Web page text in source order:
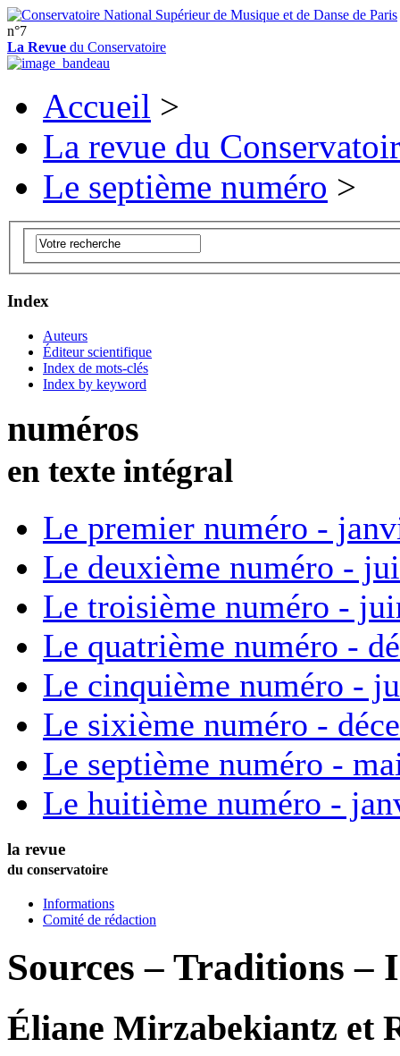
n°7
La Revue du Conservatoire
Accueil >
La revue du
Le septième numéro >
Index
Auteurs
Éditeur scientifique
Index de mots-clés
Index by keyword
numéros
en texte intégral
Le premier numéro -
Le deuxième numéro -
Le troisième numéro -
Le quatrième numéro -
Le cinquième numéro -
Le sixième numéro -
Le septième numéro -
Le huitième numéro -
la revue
du conservatoire
Informations
Comité de rédaction
Sources – Traditions –
Éliane Mirzabekiantz et